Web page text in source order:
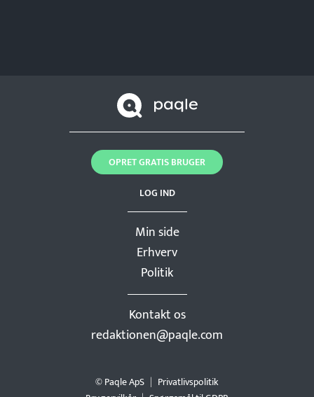
Min side
Erhverv
Politik
Kontakt os
redaktionen@paqle.com
LOG IND
OPRET GRATIS BRUGER
© Paqle ApS
Privatlivspolitik